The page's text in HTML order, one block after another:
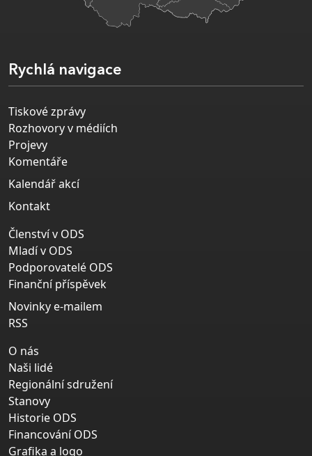
Rychlá navigace
Tiskové zprávy
Rozhovory v médiích
Projevy
Komentáře
Kalendář akcí
Kontakt
Členství v ODS
Mladí v ODS
Podporovatelé ODS
Finanční příspěvek
Novinky e-mailem
RSS
O nás
Naši lidé
Regionální sdružení
Stanovy
Historie ODS
Financování ODS
Grafika a logo